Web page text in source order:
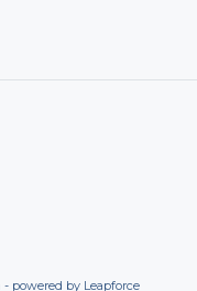
- powered by Leapforce